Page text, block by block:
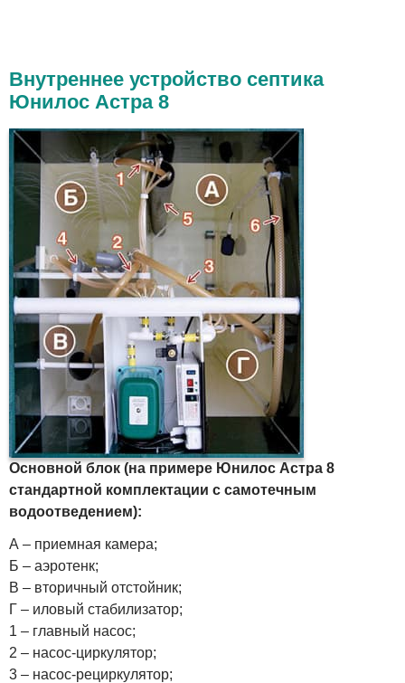
Внутреннее устройство септика
Юнилос Астра 8
Основной блок (на примере Юнилос Астра 8
стандартной комплектации с самотечным
водоотведением):
А – приемная камера;
Б – аэротенк;
В – вторичный отстойник;
Г – иловый стабилизатор;
1 – главный насос;
2 – насос-циркулятор;
3 – насос-рециркулятор;